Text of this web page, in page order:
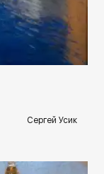
rakovgallery.ru
Сергей Усик